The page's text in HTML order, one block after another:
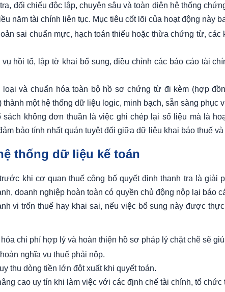
đối chiếu độc lập, chuyên sâu và toàn diện hệ thống
năm tài chính liên tục. Mục tiêu cốt lõi của hoạt động này
sai chuẩn mực, hạch toán thiếu hoặc thừa chứng từ,
hồi tố, lập tờ khai bổ sung, điều chỉnh các báo cáo tài
và chuẩn hóa toàn bộ hồ sơ chứng từ đi kèm (hợp
một hệ thống dữ liệu logic, minh bạch, sẵn sàng phục
không đơn thuần là việc ghi chép lại số liệu mà là
bảo tính nhất quán tuyệt đối giữa dữ liệu khai báo thuế
thống dữ liệu kế toán
khi cơ quan thuế công bố quyết định thanh tra là giải
doanh nghiệp hoàn toàn có quyền chủ động nộp lại báo
vi trốn thuế hay khai sai, nếu việc bổ sung này được
chi phí hợp lý và hoàn thiện hồ sơ pháp lý chặt chẽ sẽ
nghĩa vụ thuế phải nộp.
thu dòng tiền lớn đột xuất khi quyết toán.
cao uy tín khi làm việc với các định chế tài chính, tổ